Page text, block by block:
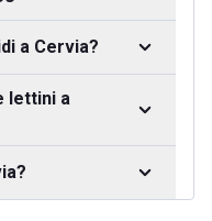
a Cervia?
lettini a